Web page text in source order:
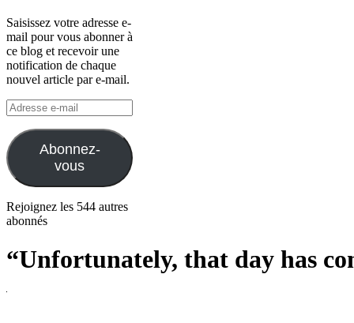
Saisissez votre adresse e-
mail pour vous abonner à
ce blog et recevoir une
notification de chaque
nouvel article par e-mail.
Adresse
e-
mail
Abonnez-
vous
Rejoignez les 544 autres
abonnés
“Unfortunately, that day has